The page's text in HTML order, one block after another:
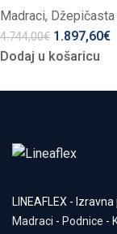
Madraci,
4.744,00€ 1.897,60€
Dodaj u košaricu
LINEAFLEX -
Madraci - Podnice -